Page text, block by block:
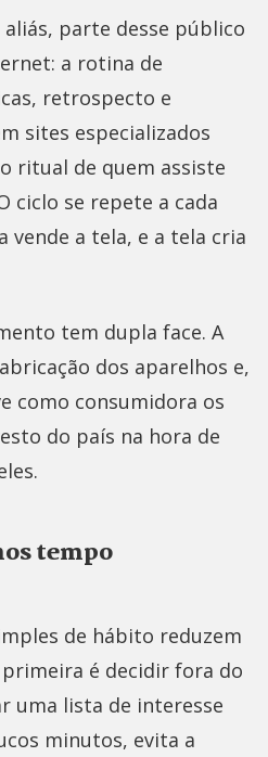
parte desse público
a rotina de
retrospecto e
sites especializados
ritual de quem assiste
ciclo se repete a cada
vende a tela, e a tela cria
tem dupla face. A
dos aparelhos e,
como consumidora os
do país na hora de
tempo
de hábito reduzem
é decidir fora do
uma lista de interesse
minutos, evita a